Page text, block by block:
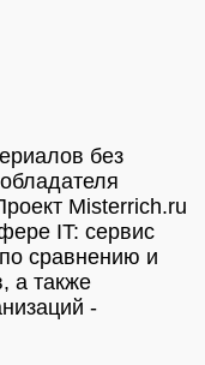
без
Misterrich.ru
IT: сервис
сравнению и
а также
-